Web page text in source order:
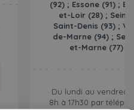
(92) ; Essone (91) ;
et-Loir (28) ; Seine-
Saint-Denis (93) ;
de-Marne (94) ;
et-Marne (77)
Du lundi au vendredi
8h à 17h30 par